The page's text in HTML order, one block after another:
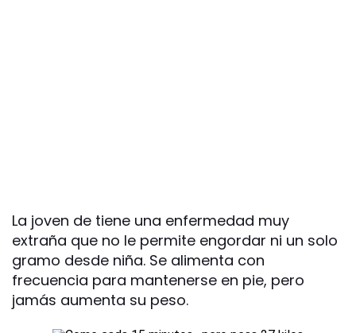
La joven de tiene una enfermedad muy
extraña que no le permite engordar ni un solo
gramo desde niña. Se alimenta con
frecuencia para mantenerse en pie, pero
jamás aumenta su peso.